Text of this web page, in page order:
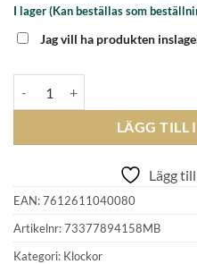
I lager (Kan beställas som
Jag vill ha produkten
LÄGG TILL
Lägg
EAN:7612611040080
Artikelnr:73377894158MB
Kategori: Klockor